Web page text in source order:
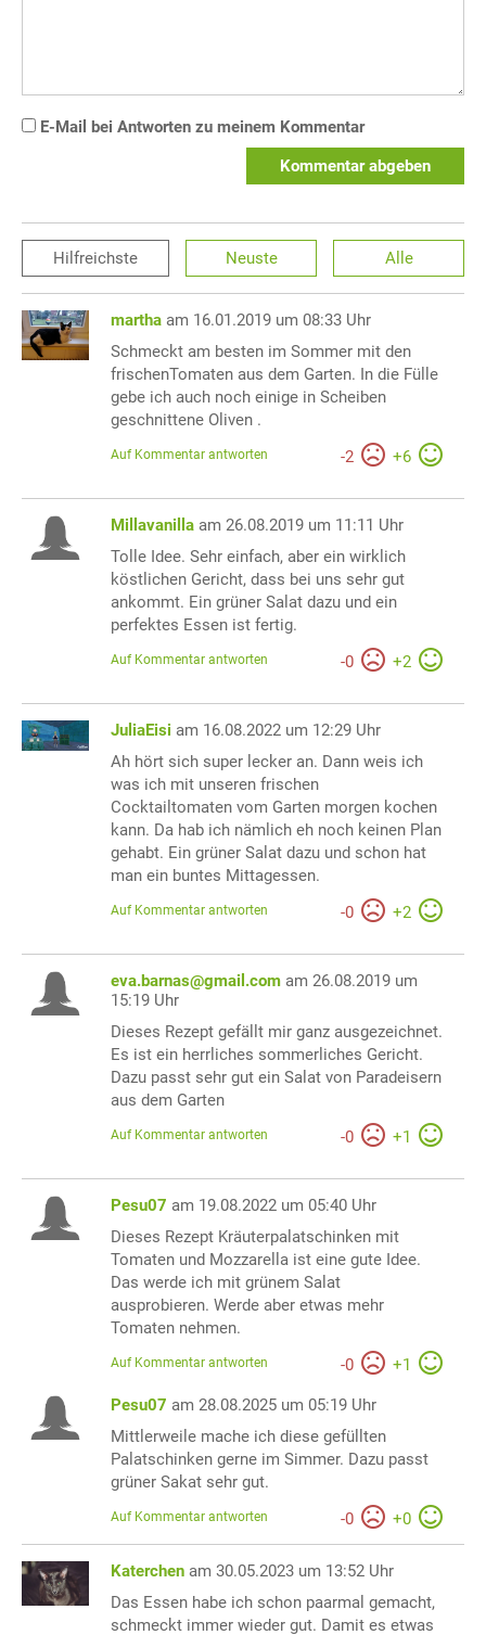
E-Mail bei Antworten zu meinem Kommentar
Kommentar abgeben
Hilfreichste Neuste Alle
martha am 16.01.2019 um 08:33 Uhr
Schmeckt am besten im Sommer mit den
frischenTomaten aus dem Garten. In die Fülle
gebe ich auch noch einige in Scheiben
geschnittene Oliven .
-2 +6
Auf Kommentar antworten
Millavanilla am 26.08.2019 um 11:11 Uhr
Tolle Idee. Sehr einfach, aber ein wirklich
köstlichen Gericht, dass bei uns sehr gut
ankommt. Ein grüner Salat dazu und ein
perfektes Essen ist fertig.
-0 +2
Auf Kommentar antworten
JuliaEisi am 16.08.2022 um 12:29 Uhr
Ah hört sich super lecker an. Dann weis ich
was ich mit unseren frischen
Cocktailtomaten vom Garten morgen kochen
kann. Da hab ich nämlich eh noch keinen Plan
gehabt. Ein grüner Salat dazu und schon hat
man ein buntes Mittagessen.
-0 +2
Auf Kommentar antworten
eva.barnas@gmail.com am 26.08.2019 um
15:19 Uhr
Dieses Rezept gefällt mir ganz ausgezeichnet.
Es ist ein herrliches sommerliches Gericht.
Dazu passt sehr gut ein Salat von Paradeisern
aus dem Garten
-0 +1
Auf Kommentar antworten
Pesu07 am 19.08.2022 um 05:40 Uhr
Dieses Rezept Kräuterpalatschinken mit
Tomaten und Mozzarella ist eine gute Idee.
Das werde ich mit grünem Salat
ausprobieren. Werde aber etwas mehr
Tomaten nehmen.
-0 +1
Auf Kommentar antworten
Pesu07 am 28.08.2025 um 05:19 Uhr
Mittlerweile mache ich diese gefüllten
Palatschinken gerne im Simmer. Dazu passt
grüner Sakat sehr gut.
-0 +0
Auf Kommentar antworten
Katerchen am 30.05.2023 um 13:52 Uhr
Das Essen habe ich schon paarmal gemacht,
schmeckt immer wieder gut. Damit es etwas